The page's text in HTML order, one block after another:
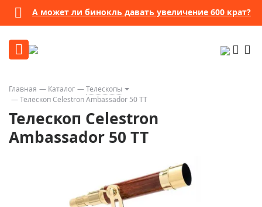
А может ли бинокль давать увеличение 600 крат?
Главная Каталог
Телескопы
Телескоп Celestron Ambassador 50 TT
Телескоп Celestron
Ambassador 50 TT